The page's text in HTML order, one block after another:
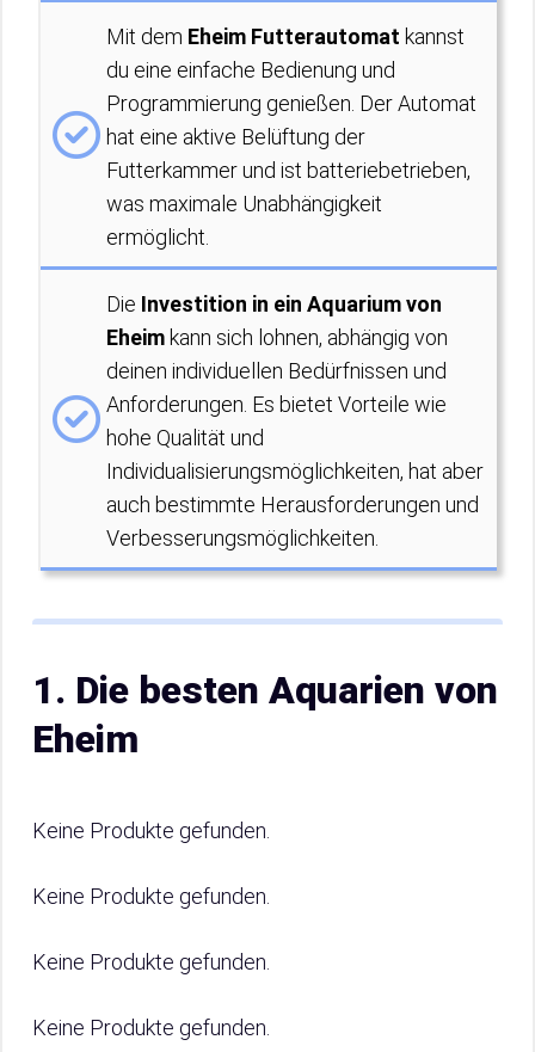
Mit dem Eheim Futterautomat kannst
du eine einfache Bedienung und
Programmierung genießen. Der Automat
hat eine aktive Belüftung der
Futterkammer und ist batteriebetrieben,
was maximale Unabhängigkeit
ermöglicht.
Die Investition in ein Aquarium von
Eheim kann sich lohnen, abhängig von
deinen individuellen Bedürfnissen und
Anforderungen. Es bietet Vorteile wie
hohe Qualität und
Individualisierungsmöglichkeiten, hat aber
auch bestimmte Herausforderungen und
Verbesserungsmöglichkeiten.
1. Die besten Aquarien von
Eheim
Keine Produkte gefunden.
Keine Produkte gefunden.
Keine Produkte gefunden.
Keine Produkte gefunden.